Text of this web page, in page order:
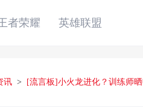
者荣耀 英雄联盟
讯 > [流言板]小火龙进化？训练师